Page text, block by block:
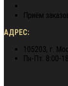
Приём
АДРЕС:
105203, г.
Пн-Пт: 8:00-